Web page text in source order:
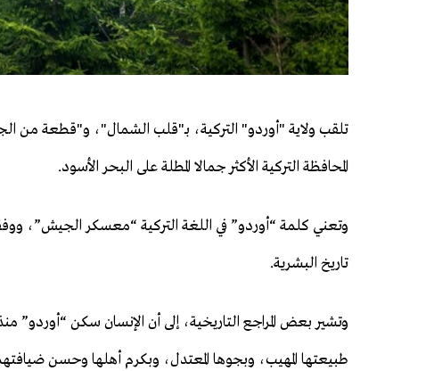
تلقب ولاية "أوردو" التركية، بـ"قلب الشمال"، و"قطعة من
المحافظة التركية الأكثر جمالا المطلة على البحر الأسود.
وتعني كلمة “أوردو” في اللغة التركية “معسكر الجيش”،
تاريخ البشرية.
طبيعتها المهيب، وبجوها المعتدل، وبكرم أهلها وحسن